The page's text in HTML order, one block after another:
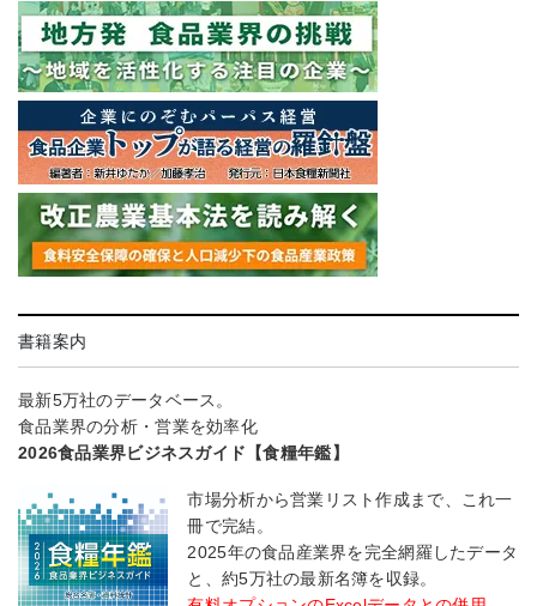
書籍案内
最新5万社のデータベース。
食品業界の分析・営業を効率化
2026食品業界ビジネスガイド【食糧年鑑】
市場分析から営業リスト作成まで、これ一
冊で完結。
2025年の食品産業界を完全網羅したデータ
と、約5万社の最新名簿を収録。